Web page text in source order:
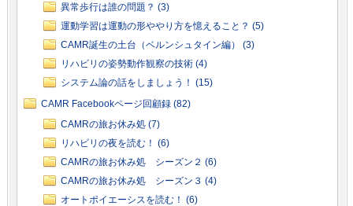
異常歩行は誰の問題？ (3)
運動学習は運動の形ややり方を憶えること？ (5)
CAMR誕生の土台（ベルンシュタイン編） (3)
リハビリの姿勢動作観察の技術 (4)
システム論の話をしましょう！ (15)
CAMR Facebookページ回顧録 (82)
CAMRの旅お休み処 (7)
リハビリの夜を読む！ (6)
CAMRの旅お休み処 シーズン２ (6)
CAMRの旅お休み処 シーズン３ (4)
オートポイエーシスを読む！ (6)